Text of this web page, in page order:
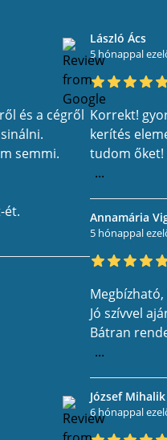
és a cégről
semmi.
ét.
László Ács
5 hónappal
Korrekt!
kerítés
tudom őket!
...
Annamária
5 hónappal
Jó szívvel
Bátran
...
József Mihalik
6 hónappal